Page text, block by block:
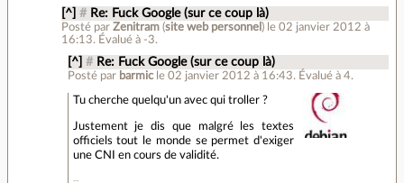
[^] # Re: Fuck Google (sur ce coup là)
Posté parZenitram (site web personnel ) le 02 janvier 2012 à
16:13. Évalué à -3.
[^] # Re: Fuck Google (sur ce coup là)
Posté par barmic le 02 janvier 2012 à 16:43. Évalué à 4.
Tu cherche quelqu'un avec qui troller ?
Justement je dis que malgré les textes
officiels tout le monde se permet d'exiger
une CNI en cours de validité.